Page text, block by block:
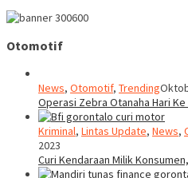
Otomotif
News, Otomotif, Trending
Operasi Zebra Otanaha Hari
Kriminal, Lintas Update, News,
2023
Curi Kendaraan Milik